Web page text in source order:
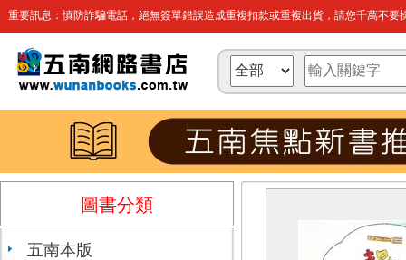
重要訊息：慎防詐騙電話，絕無簽單錯誤造成重複扣款或重複出貨，請您千萬不要
圖書分類
五南本版